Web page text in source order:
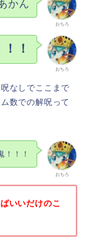
おちろ
かん
おちろ
！
なしでここまで
数での解呪って
おちろ
！！！
いいだけのこ